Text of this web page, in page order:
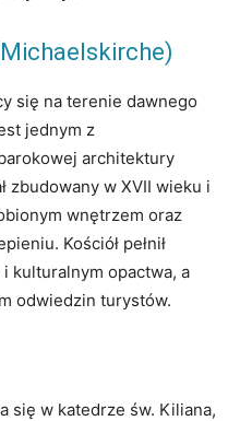
się na terenie dawnego
jednym z
architektury
zbudowany w XVII wieku i
wnętrzem oraz
Kościół pełnił
kulturalnym opactwa, a
odwiedzin turystów.
się w katedrze św. Kiliana,